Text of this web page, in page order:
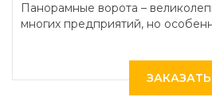
Панорамные ворота –
многих предприятий, но
ЗАКАЗАТЬ